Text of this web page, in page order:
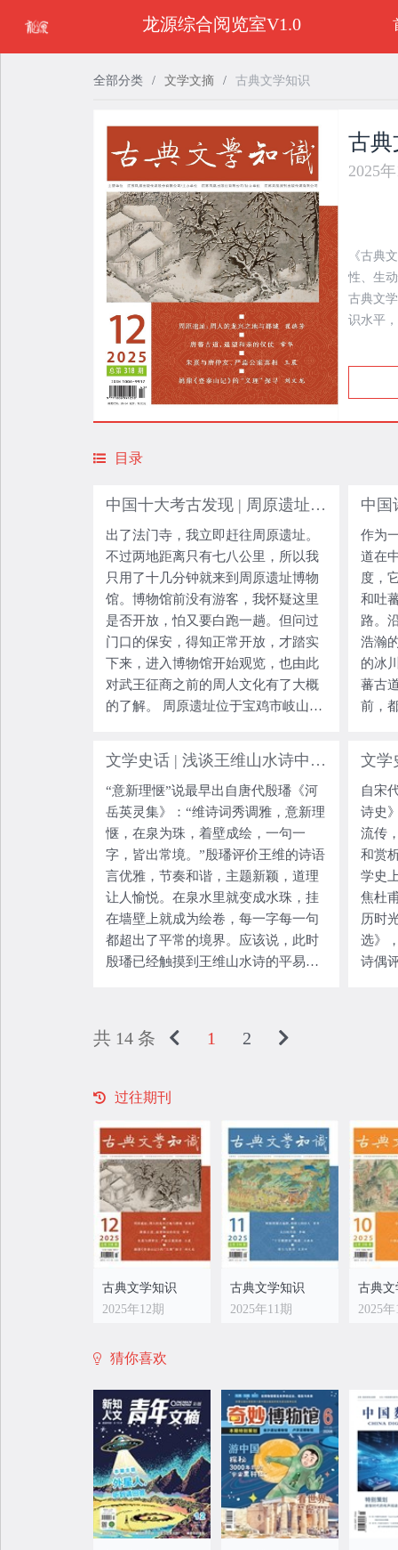
全部分类 / 文学文摘 / 古典文学知识
古典
2025
《古典
性、生
古典文
识水平
目录
中国十大考古发现 | 周原遗址：周人的龙兴之地与都城
出了法门寺，我立即赶往周原遗址。
不过两地距离只有七八公里，所以我
只用了十几分钟就来到周原遗址博物
馆。博物馆前没有游客，我怀疑这里
是否开放，怕又要白跑一趟。但问过
门口的保安，得知正常开放，才踏实
下来，进入博物馆开始观览，也由此
对武王征商之前的周人文化有了大概
的了解。 周原遗址位于宝鸡市岐山县
富，被誉为“中国十大考古发现之
一”。我接触“周
作为
道在
度，
和吐
路。
浩瀚
的冰
蕃古
前，
普松
族确
文学史话 | 浅谈王维山水诗中的“意新理惬”
“意新理惬”说最早出自唐代殷璠《河
岳英灵集》：“维诗词秀调雅，意新理
惬，在泉为珠，着壁成绘，一句一
字，皆出常境。”殷璠评价王维的诗语
言优雅，节奏和谐，主题新颖，道理
让人愉悦。在泉水里就变成水珠，挂
在墙壁上就成为绘卷，每一字每一句
都超出了平常的境界。应该说，此时
殷璠已经触摸到王维山水诗的平易清
础上提出
文学
自宋
诗史
流传
和赏
学史
焦杜
历时
选》
诗偶
共 14 条 1 2
过往期刊
古典文学知识
2025年12期
古典文学知识
2025年11期
古典
2025年
古典文学知识
2025年04期
古典文学知识
2025年03期
古典
2025年
猜你喜欢
龙源综合阅览室V1.0